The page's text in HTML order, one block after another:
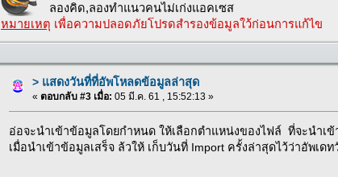
ลองคิด,ลองทำแนวคนไม่เก่งแอคเซส
หมายเหตุ เพื่อความปลอดภัยโปรดสำรองข้อมูลใว้ก่อนการแก้ไข
> แสดงวันที่ที่อัพโหลดข้อมูลล่าสุด
« ตอบกลับ #3 เมื่อ: 05 มี.ค. 61 , 15:52:13 »
อ่อจะนำเข้าข้อมูลโดยกำหนด ให้เลือกตำแหน่งของไฟล์ ที่จะนำเ
เมื่อนำเข้าข้อมูลเสร็จ ล้วให้ เก็บวันที่ Import ครั้งล่าสุดไว้ว่าอัพเด